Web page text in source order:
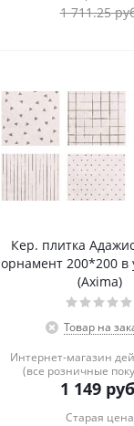
1 711.25
Кер. плитка
орнамент 200*200 в
(Axima)
Товар на
Интернет-магазин
(все розничные
1 149
Старая цена